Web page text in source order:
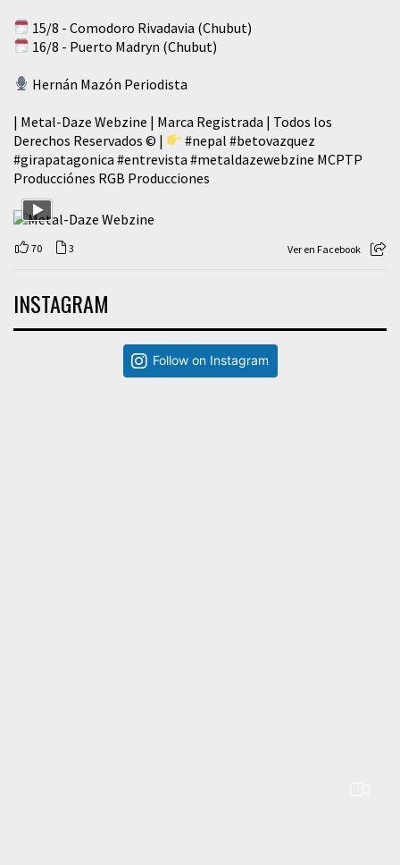
15/8 - Comodoro Rivadavia (Chubut)
16/8 - Puerto Madryn (Chubut)
Hernán Mazón Periodista
| Metal-Daze Webzine | Marca Registrada | Todos los
Derechos Reservados © |
#nepal #betovazquez
#girapatagonica #entrevista #metaldazewebzine MCPTP
Producciónes RGB Producciones
70 3 Ver en Facebook
INSTAGRAM
Follow on Instagram